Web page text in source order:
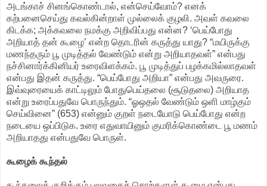
அடங்காச் சினங்கொண்டால், என்செய்வோம்? எனக்
கற்பனைசெய்து கவல்கின்றாள் முல்லைக் குழலி. அவள் கவலை
கிடக்க; அக்கவலை நமக்கு அறிவிப்பது என்ன? ‘பெய்போது
அறியாத் தன் கூழை’ என்ற தொடரின் கருத்து யாது? “மயிருக்கு
மணந்தரும் பூ முடித்தல் வேண்டும் என்று அறியாதவள்” என்பது
நச்சினார்க்கினியர் உரைவிளக்கம். பூ முடித்துப் பழக்கமில்லாதவள்
என்பது இதன் கருத்து. “பெய்போது அறியா” என்பது அவருரை.
இவ்வுரையைக் காட்டிலும் போதுபெய்தலை (சூடுதலை) அறியாத
என்று உரைப்பதுவே பொருந்தும். “ஓஒதல் வேண்டும் ஒளி மாழ்கும்
செய்வினை” (653) என்னும் குறள் நடையோடு பெய்போது என்ற
நடையை ஒப்பிடுக. உரை எதுவாயினும் குமரிக்கொண்டை பூ மணம்
அறியாதது என்பதுவே பொருள்.
கூழைக் கூந்தல்